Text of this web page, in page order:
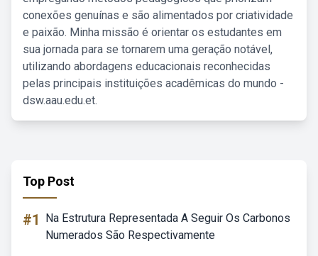
conexões genuínas e são alimentados por criatividade
e paixão. Minha missão é orientar os estudantes em
sua jornada para se tornarem uma geração notável,
utilizando abordagens educacionais reconhecidas
pelas principais instituições acadêmicas do mundo -
dsw.aau.edu.et.
Top Post
#1
Na Estrutura Representada A Seguir Os Carbonos
Numerados São Respectivamente